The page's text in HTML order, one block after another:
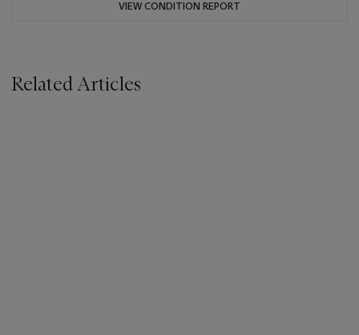
VIEW CONDITION REPORT
Related Articles